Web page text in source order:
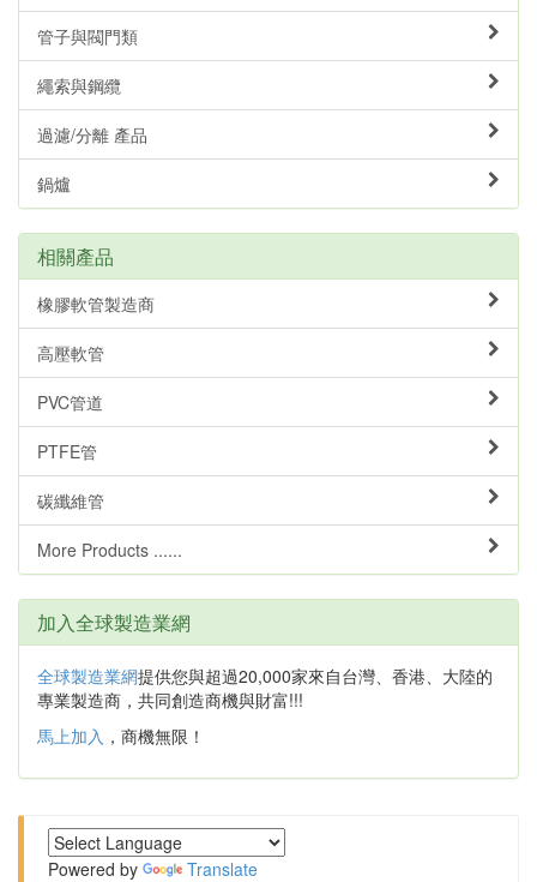
管子與閥門類
繩索與鋼纜
過濾/分離 產品
鍋爐
相關產品
橡膠軟管製造商
高壓軟管
PVC管道
PTFE管
碳纖維管
More Products ......
加入全球製造業網
全球製造業網提供您與超過20,000家來自台灣、香港、大陸的
專業製造商，共同創造商機與財富!!!
馬上加入 ，商機無限！
Powered by Translate